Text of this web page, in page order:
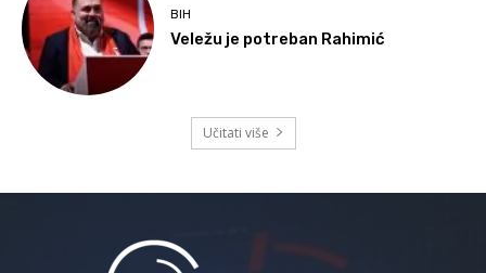
BIH
Veležu je potreban Rahimić
Učitati više